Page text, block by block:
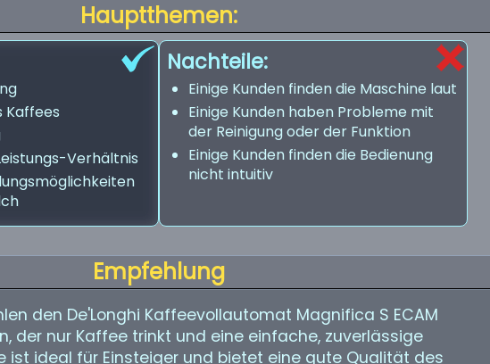
Hauptthemen:
Kaffees
Verhältnis
Nachteile:
Einige Kunden finden die Maschine laut
Einige Kunden haben Probleme mit
der Reinigung oder der Funktion
Einige Kunden finden die Bedienung
nicht intuitiv
Empfehlung
den De'Longhi Kaffeevollautomat Magnifica S ECAM
der nur Kaffee trinkt und eine einfache, zuverlässige
ist ideal für Einsteiger und bietet eine gute Qualität des